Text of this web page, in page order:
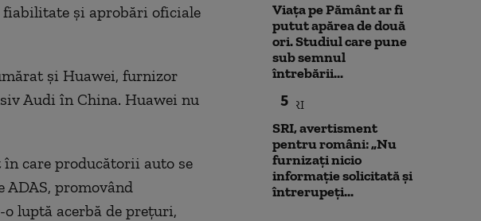
fiabilitate şi aprobări oficiale
şi Huawei, furnizor
Audi în China. Huawei nu
care producătorii auto se
ADAS, promovând
o luptă acerbă de preţuri,
Viața pe Pământ ar fi
putut apărea de două
ori. Studiul care pune
sub semnul
întrebării...
5
SRI, avertisment
pentru români: „Nu
furnizați nicio
informație solicitată și
întrerupeți...